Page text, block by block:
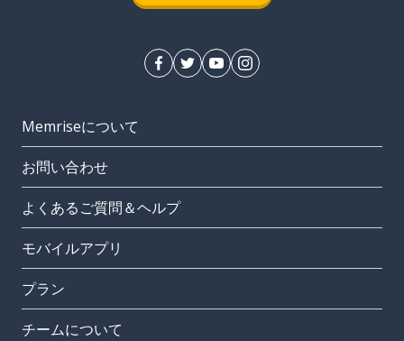
Memriseについて
お問い合わせ
よくあるご質問＆ヘルプ
モバイルアプリ
プラン
チームについて